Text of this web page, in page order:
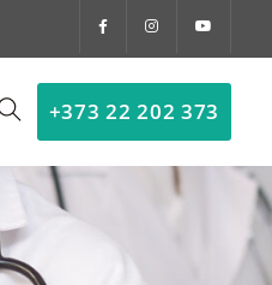
+373 22 202 373